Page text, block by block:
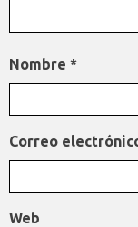
Nombre *
Correo
Web